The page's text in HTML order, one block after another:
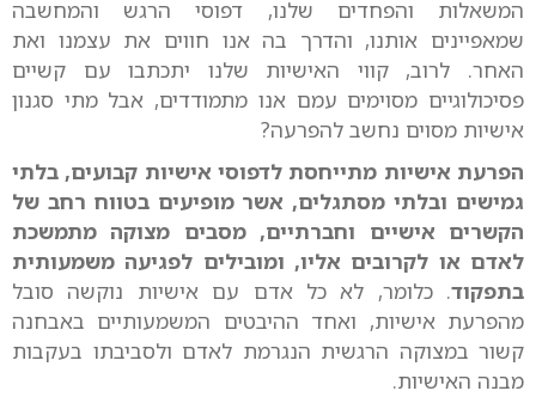
המשאלות והפחדים שלנו, דפוסי הרגש והמחשבה
שמאפיינים אותנו, והדרך בה אנו חווים את עצמנו ואת
האחר. לרוב, קווי האישיות שלנו יתכתבו עם קשיים
פסיכולוגיים מסוימים עמם אנו מתמודדים, אבל מתי סגנון
אישיות מסוים נחשב להפרעה?
הפרעת אישיות מתייחסת לדפוסי אישיות קבועים, בלתי
גמישים ובלתי מסתגלים, אשר מופיעים בטווח רחב של
הקשרים אישיים וחברתיים, מסבים מצוקה מתמשכת
לאדם או לקרובים אליו, ומובילים לפגיעה משמעותית
בתפקוד. כלומר, לא כל אדם עם אישיות נוקשה סובל
מהפרעת אישיות, ואחד ההיבטים המשמעותיים באבחנה
קשור במצוקה הרגשית הנגרמת לאדם ולסביבתו בעקבות
מבנה האישיות.